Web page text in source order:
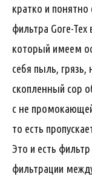
кратко и
фильтра Gore-
который имеем
себя пыль, грязь,
скопленный сор
с не
то есть
Это и есть
фильтрации